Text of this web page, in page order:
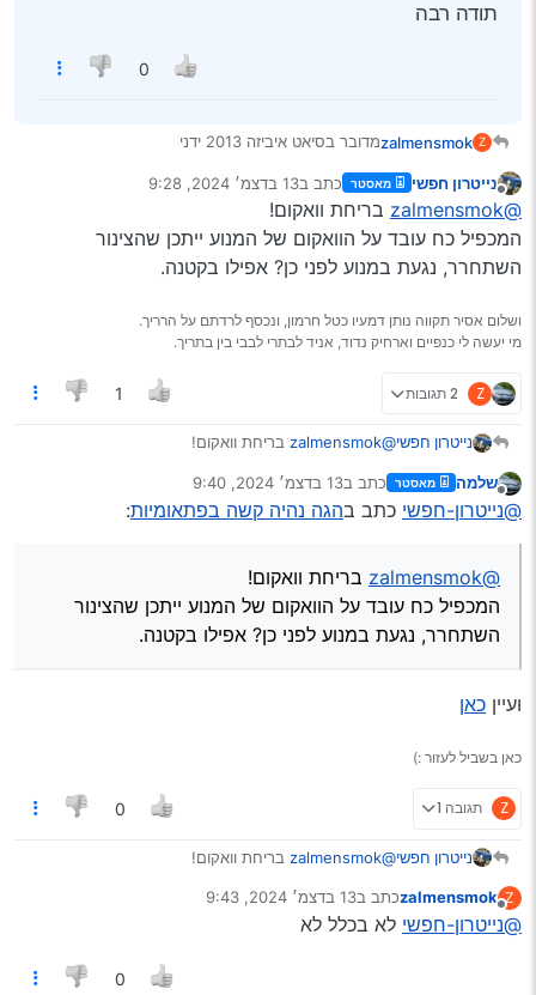
תודה רבה
0
Z
zalmensmokמדובר בסיאט איביזה 2013 ידני
בדקתי את הפיוז של הגה כח הוא לא שרוף
אני חושב שזה קרה לי כשהנעתי בירידה בלי סוויץ’ מלא
(נגמר לי המצבר)
מישהו יודע מה זה יכול להיות?
ואיך אפשר לטפל בזה?
תודה רבה
מנותק
נייטרון חפשי מאסטר כתב ב13 בדצמ׳ 2024, 9:28
נערך לאחרונה על ידי
@zalmensmok
בריחת וואקום!
המכפיל כח עובד על הוואקום של המנוע ייתכן שהצינור
השתחרר, נגעת במנוע לפני כן? אפילו בקטנה.
ושלום אסיר תקווה נותן דמעיו כטל חרמון, ונכסף לרדתם על הרריך.
מי יעשה לי כנפיים וארחיק נדוד, אניד לבתרי לבבי בין בתריך.
Z 2 תגובות 1
נייטרון חפשי@zalmensmok
בריחת וואקום!
השתחרר, נגעת במנוע לפני כן? אפילו בקטנה.
שלמה מאסטר כתב ב13 בדצמ׳ 2024, 9:40
נערך לאחרונה על ידי
@נייטרון-חפשי כתב בהגה נהיה קשה בפתאומיות:
@zalmensmok
בריחת וואקום!
המכפיל כח עובד על הוואקום של המנוע ייתכן שהצינור
השתחרר, נגעת במנוע לפני כן? אפילו בקטנה.
ועיין כאן
כאן בשביל לעזור :)
Z תגובה 1 0
נייטרון חפשי@zalmensmok
בריחת וואקום!
השתחרר, נגעת במנוע לפני כן? אפילו בקטנה.
Z
zalmensmokכתב ב13 בדצמ׳ 2024, 9:43
נערך לאחרונה על ידי
@נייטרון-חפשי לא בכלל לא
0